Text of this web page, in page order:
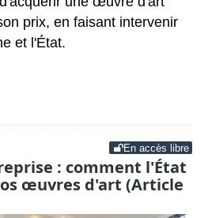
prix, en faisant intervenir
et l'État.
En accès libre
: comment l'État
œuvres d'art (Article